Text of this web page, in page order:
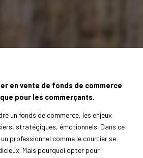
en vente de fonds de commerce
pour les commerçants.
un fonds de commerce, les enjeux
stratégiques, émotionnels. Dans ce
professionnel comme le courtier se
Mais pourquoi opter pour